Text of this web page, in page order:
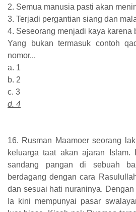
2. Semua manusia pasti akan
3. Terjadi pergantian siang dan
4. Seseorang menjadi kaya karena
Yang bukan termasuk contoh
nomor...
a. 1
b. 2
c. 3
d. 4
16. Rusman Maamoer seorang
keluarga taat akan ajaran Islam.
sandang pangan di sebuah
berdagang dengan cara
dan sesuai hati nuraninya.
Ia kini mempunyai pasar